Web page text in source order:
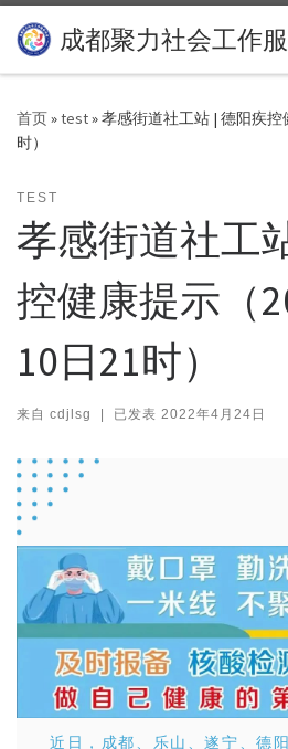
Skip to content
成都聚力社会工作
首页»test»孝感街道社工站 | 德阳疾控
时）
TEST
孝感街道社工
控健康提示（
10日21时）
来自 cdjlsg | 已发表 2022年4月24日
近日，成都、乐山、遂宁、德